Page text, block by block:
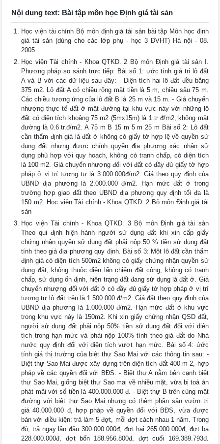
Nội dung text: Bài tập môn học Định giá tài sản
Học viện tài chính Bộ môn định giá tài sản bài tập Môn học định
giá tài sản (dùng cho các lớp phụ - học 3 ĐVHT) Hà nội - 08.
2005
Học viện Tài chính - Khoa QTKD. 2 Bộ môn Định giá tài sản I.
Phương pháp so sánh trực tiếp: Bài số 1: ước tính giá trị lô đất
A và B với các dữ liệu sau đây: - Diện tích hai lô đất đều bằng
375 m2. Lô đất A có chiều rộng mặt tiền là 5 m, chiều sâu 75 m.
Các chiều tương ứng của lô đất B là 25 m và 15 m. - Giá chuyển
nhượng thực tế đất ở mặt đường tại khu vực này với những lô
đất có diện tích khoảng 75 m2 (5mx15m) là 1.tr đ/m2, không mặt
đường là 0.6 tr.đ/m2. A 75 m B 15 m 5 m 25 m Bài số 2: Lô đất
cần thẩm định giá là đất ở không có giấy tờ hợp lệ về quyền sử
dụng đất nhưng được chính quyền địa phương xác nhận sử
dụng phù hợp với quy hoạch, không có tranh chấp, có diện tích
là 100 m2. Giá chuyển nhượng đối với đất có đầy đủ giấy tờ hợp
pháp ở vị trí tương tự là 3.000.000đ/m2. Giá theo quy định của
UBND địa phương là 2.000.000 đ/m2. Hạn mức đất ở trong
trường hợp giao đất theo UBND địa phương quy định tối đa là
150 m2. Học viện Tài chính - Khoa QTKD. 2 Bộ môn Định giá tài
sản
Học viện Tài chính - Khoa QTKD. 3 Bộ môn Định giá tài sản
Theo qui định hiện hành người sử dụng đất khi xin cấp giấy
chứng nhận quyền sử dụng đất phải nộp 50 % tiền sử dụng đất
tính theo giá địa phương quy định. Bài số 3: Một lô đất cần thẩm
định giá có diện tích 500m2 không có giấy chứng nhận quyền sử
dụng đất, không thuộc diện lấn chiếm đất công, không có tranh
chấp, sử dụng ổn định, hiện trạng đất đang sử dụng là đất ở. Giá
chuyển nhượng đối với đất ở có đầy đủ giấy tờ hợp pháp ở vị trí
tương tự lô đất trên là 1.500.000 đ/m2. Giá đất theo quy định của
UBND địa phương là 1.000.000 đ/m2. Hạn mức đất ở khu vực
trong khu vực này là 150m2. Khi xin giấy chứng nhận QSD đất,
người sử dụng đất phải nộp 50% tiền sử dụng đất đối với diện
tích trong hạn mức và phải nộp 100% tính theo giá đất do Nhà
nước quy định đối với diện tích vượt hạn mức. Bài số 4: ứớc
tính giá thị trường của biệt thự Sao Mai với các thông tin sau: -
Biệt thự Sao Mai được xây dựng trên diện tích đất 400 m 2, hợp
pháp về các quyền đối với BĐS. - Biệt thự A nằm bên cạnh biệt
thự Sao Mai, giống biệt thự Sao mai về nhiều mặt, vừa bị toà án
phát mãi với số tiền là 400.000.000 đ. - Biệt thự B trên cùng mặt
đường với biệt thự Sao Mai nhưng có thêm phần sân vườn trị
giá 40.000.000 đ, hợp pháp về quyền đối với BĐS, vừa được
bán với điều kiện: trả làm 5 đợt, mỗi đợt cách nhau 1 năm. Trong
đó, trả ngay lần đầu 300.000.000đ, đợt hai 265.000.000đ, đợt ba
228.000.000đ, đợt bốn 188.956.800đ, đợt cuối 169.389.793đ.